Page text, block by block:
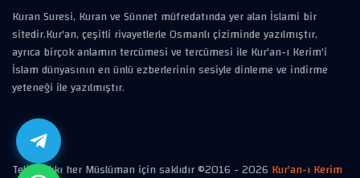
Kuran Suresi, Kuran ve Sünnet müfredatında yer alan İslami bir
sitedir.Kur'an, çeşitli rivayetlerle Osmanlı çiziminde yazılmıştır,
ayrıca birçok anlamın tercümesi ve tercümesi ile Kur'an-ı Kerim'i
İslam dünyasının en ünlü ezberlerinin sesiyle dinleme ve indirme
yeteneği ile yazılmıştır.
Telif hakkı her Müslüman için saklıdır ©2016 -2026 Kur'an-ı Kerim